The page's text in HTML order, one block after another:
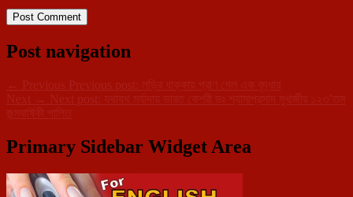
Post navigation
← Previous Previous post:
লড়ির ধাক্কায় প্রাণ গেল এক বৃদ্ধার
Next → Next post:
যথাযথ মর্যাদায় ভারত কেশরী ডঃ শ্যামাপ্রসাদ মুখার্জীর ১২৩’তম
জন্মবার্ষিকী পালিত
Primary Sidebar Widget Area